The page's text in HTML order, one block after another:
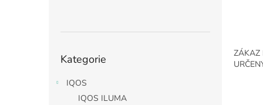
kategorie
Kategorie
IQOS
IQOS ILUMA
ZÁKAZ